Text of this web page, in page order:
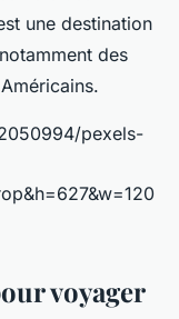
une destination
des
pexels-
voyager